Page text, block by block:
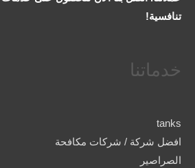
تنافسية!
خدماتنا
tanks
افضل شركة / شركات مكافحة
الصراصير